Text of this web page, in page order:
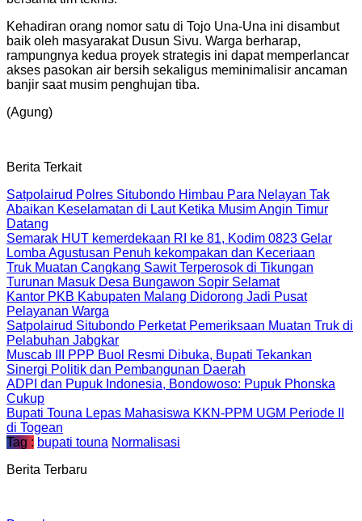
Kehadiran orang nomor satu di Tojo Una-Una ini disambut
baik oleh masyarakat Dusun Sivu. Warga berharap,
rampungnya kedua proyek strategis ini dapat memperlancar
akses pasokan air bersih sekaligus meminimalisir ancaman
banjir saat musim penghujan tiba.
(Agung)
Berita Terkait
Satpolairud Polres Situbondo Himbau Para Nelayan Tak
Abaikan Keselamatan di Laut Ketika Musim Angin Timur
Datang
Semarak HUT kemerdekaan RI ke 81, Kodim 0823 Gelar
Lomba Agustusan Penuh kekompakan dan Keceriaan
Truk Muatan Cangkang Sawit Terperosok di Tikungan
Turunan Masuk Desa Bungawon Sopir Selamat
Kantor PKB Kabupaten Malang Didorong Jadi Pusat
Pelayanan Warga
Satpolairud Situbondo Perketat Pemeriksaan Muatan Truk di
Pelabuhan Jabgkar
Muscab III PPP Buol Resmi Dibuka, Bupati Tekankan
Sinergi Politik dan Pembangunan Daerah
ADPI dan Pupuk Indonesia, Bondowoso: Pupuk Phonska
Cukup
Bupati Touna Lepas Mahasiswa KKN-PPM UGM Periode II
di Togean
Tag : bupati touna Normalisasi
Berita Terbaru